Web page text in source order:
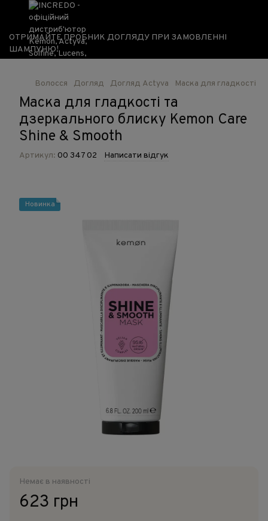
ОТРИМАЙТЕ ПРОБНИК ДОГЛЯДУ ПРИ ЗАМОВЛЕННІ
ШАМПУНЮ!
Волосся Догляд Догляд Actyva Маска для гладкості
Маска для гладкості та
дзеркального блиску Kemon Care
Shine & Smooth
Артикул: 00 347 02 Написати відгук
Новинка
Немає в наявності
623 грн